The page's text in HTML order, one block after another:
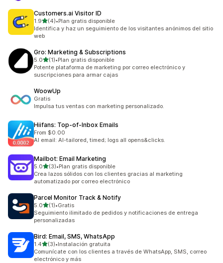
Customers.ai Visitor ID
1.9de 5 estrellas
(4)
4 reseñas en total
•Plan gratis disponible
Identifica y haz un seguimiento de los visitantes anónimos del sitio
web
Gro: Marketing & Subscriptions
5.0de 5 estrellas
(1)
1 reseñas en total
•Plan gratis disponible
Potente plataforma de marketing por correo electrónico y
suscripciones para armar cajas
WoowUp
Gratis
Impulsa tus ventas con marketing personalizado.
Hiifans: Top‑of‑Inbox Emails
From $0.00
AI email: AI-tailored, timed; logs all opens&clicks.
Mailbot: Email Marketing
5.0de 5 estrellas
(3)
3 reseñas en total
•Plan gratis disponible
Crea lazos sólidos con los clientes gracias al marketing
automatizado por correo electrónico
Parcel Monitor Track & Notify
5.0de 5 estrellas
(1)
1 reseñas en total
•Gratis
Seguimiento ilimitado de pedidos y notificaciones de entrega
personalizadas
Bird: Email, SMS, WhatsApp
1.4de 5 estrellas
(3)
3 reseñas en total
•Instalación gratuita
Comunícate con los clientes a través de WhatsApp, SMS, correo
electrónico y más